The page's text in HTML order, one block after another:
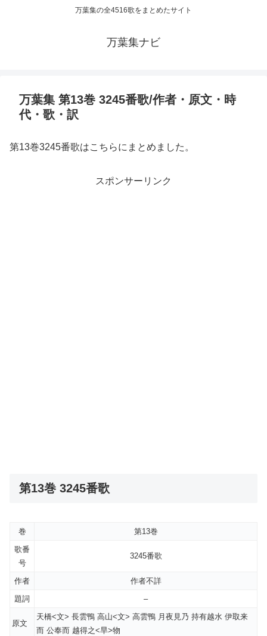
万葉集の全4516歌をまとめたサイト
万葉集ナビ
万葉集 第13巻 3245番歌/作者・原文・時
代・歌・訳
第13巻3245番歌はこちらにまとめました。
スポンサーリンク
第13巻 3245番歌
巻
第13巻
歌番
号
3245番歌
作者
作者不詳
題詞
–
原文
天橋<文> 長雲鴨 高山<文> 高雲鴨 月夜見乃 持有越水 伊取来
而 公奉而 越得之<旱>物